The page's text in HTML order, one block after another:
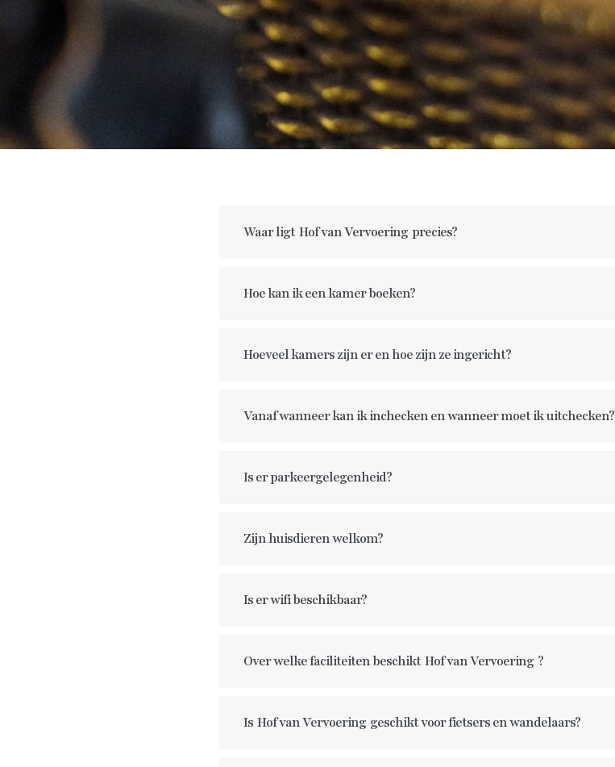
Waar ligt Hof van Vervoering precies?
Hoe kan ik een kamer boeken?
Hoeveel kamers zijn er en hoe zijn ze ingericht?
Vanaf wanneer kan ik inchecken en wanneer moet ik uitchecken?
Is er parkeergelegenheid?
Zijn huisdieren welkom?
Is er wifi beschikbaar?
Over welke faciliteiten beschikt Hof van Vervoering ?
Is Hof van Vervoering geschikt voor fietsers en wandelaars?